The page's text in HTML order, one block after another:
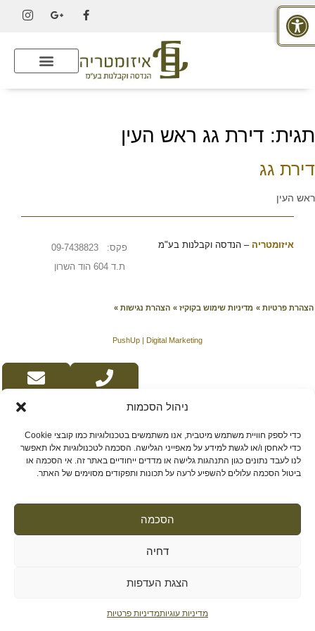
פתח סרגל נגישות
ניהול הסכמות
כדי לספק חוויית משתמש מיטבית, אנו משתמשים בטכנולוגיות כמו קובצי Cookie
כדי לאחסן ו/או לגשת למידע על מאפייני הגלישה. הסכמה לטכנולוגיות אלו תאפשר
לנו לעבד נתונים כגון התנהגות גלישה או מדדים ייחודיים באתר זה. אי הסכמה או
ביטול הסכמה עלולים להשפיע לרעה על תכונות ותפקודים מסוימים של האתר.
הסכמה
דחיה
הצגת העדפות
מדיניות עוגיותמדיניות פרטיות
תגית: דירת גג ראש העין
דירת גג
ראש העין
איזומטריה –הנדסה וקבלנות בע"מ
פקס: 09-7438823
ת.ד 604 הוד השרון
הצהרת פרטיות » מדיניות שימוש בקוקיז » הצהרת נגישות »
PushUp | Digital Marketing